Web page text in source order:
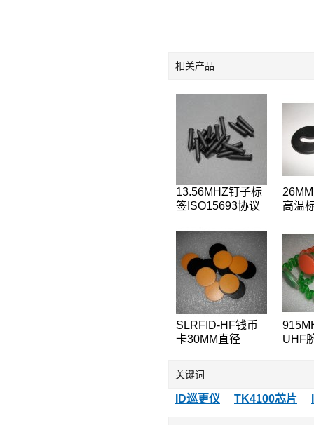
相关产品
13.56MHZ钉子标
签ISO15693协议
标签,桥梁管理标
签
高温
标签,
SLRFID-HF钱币
卡30MM直径
T5557/T5567/T5577
钱币卡地标卡可读
可写ID卡
UHF
关键词
ID巡更仪 TK4100芯片